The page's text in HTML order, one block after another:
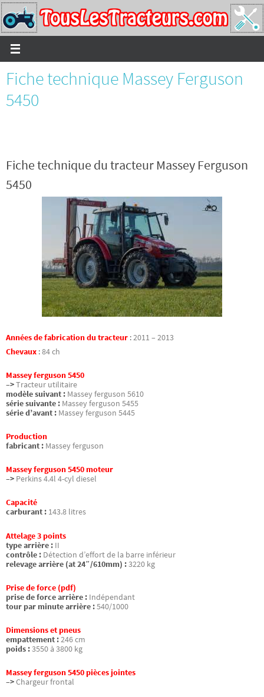
Passer
vers
le
contenu
Fiche technique Massey Ferguson
5450
Fiche technique du tracteur Massey Ferguson
5450
Années de fabrication du tracteur :2011 – 2013
Chevaux :84 ch
Massey ferguson 5450
–>Tracteur utilitaire
modèle suivant : Massey ferguson 5610
série suivante : Massey ferguson 5455
série d’avant : Massey ferguson 5445
Production
fabricant : Massey ferguson
Massey ferguson 5450 moteur
–> Perkins 4.4l 4-cyl diesel
Capacité
carburant : 143.8 litres
Attelage 3 points
type arrière : II
contrôle : Détection d’effort de la barre inférieur
relevage arrière (at 24″/610mm) :3220 kg
Prise de force (pdf)
prise de force arrière : Indépendant
tour par minute arrière :540/1000
Dimensions et pneus
empattement :246 cm
poids :3550 à 3800 kg
Massey ferguson 5450 pièces jointes
–>Chargeur frontal